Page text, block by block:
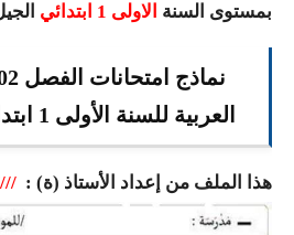
بمستوى السنة الاولى 1 ابتدائي
العربية للسنة الأولى 1 ابتدائي الجيل الثاني
هذا الملف من إعداد الأستاذ (ة) :